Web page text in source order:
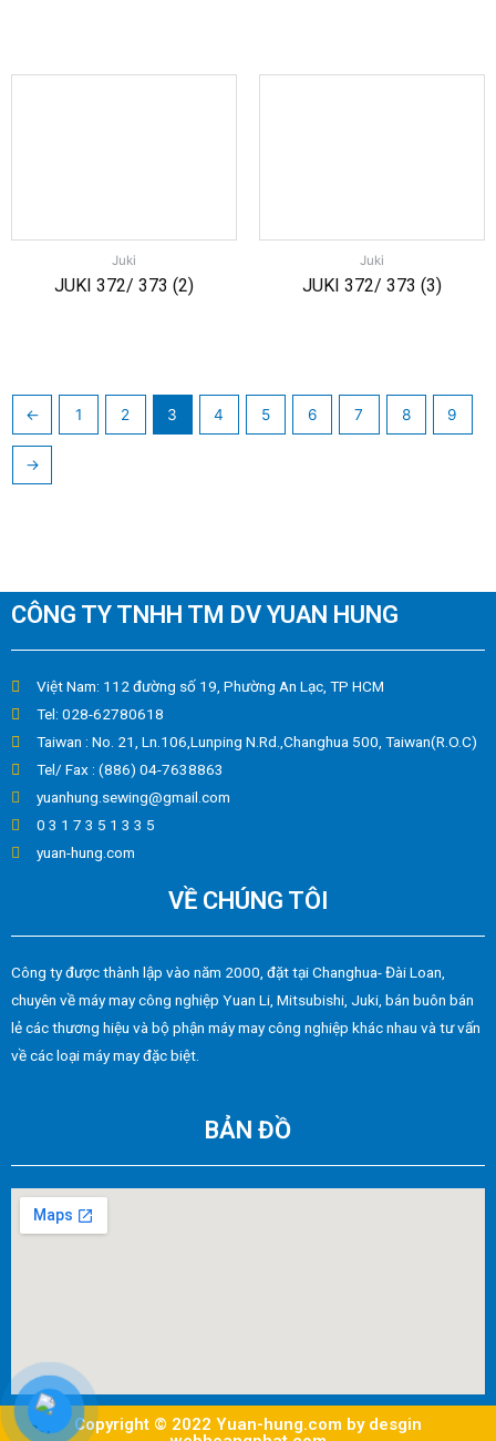
Juki
JUKI 372/ 373 (2)
Juki
JUKI 372/ 373 (3)
← 1 2 3 4 5 6 7 8 9
→
CÔNG TY TNHH TM DV YUAN HUNG
Việt Nam: 112 đường số 19, Phường An Lạc, TP HCM
Tel: 028-62780618
Taiwan : No. 21, Ln.106,Lunping N.Rd.,Changhua 500, Taiwan(R.O.C)
Tel/ Fax : (886) 04-7638863
yuanhung.sewing@gmail.com
0 3 1 7 3 5 1 3 3 5
yuan-hung.com
VỀ CHÚNG TÔI
Công ty được thành lập vào năm 2000, đặt tại Changhua- Đài Loan,
chuyên về máy may công nghiệp Yuan Li, Mitsubishi, Juki, bán buôn bán
lẻ các thương hiệu và bộ phận máy may công nghiệp khác nhau và tư vấn
về các loại máy may đặc biệt.
BẢN ĐỒ
Copyright © 2022 Yuan-hung.com by desgin